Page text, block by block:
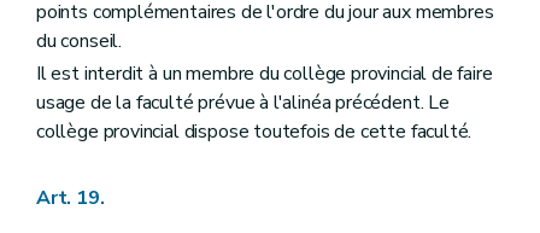
points complémentaires de l'ordre du jour aux membres
du conseil.
Il est interdit à un membre du collège provincial de faire
usage de la faculté prévue à l'alinéa précédent. Le
collège provincial dispose toutefois de cette faculté.
Art. 19.